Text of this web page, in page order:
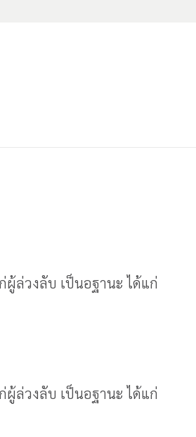
ล่วงลับ เป็นอฐานะ ได้แก่
ล่วงลับ เป็นอฐานะ ได้แก่